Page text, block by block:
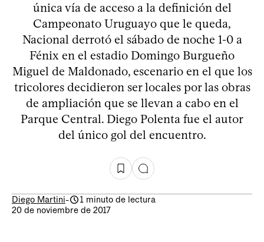
única vía de acceso a la definición del
Campeonato Uruguayo que le queda,
Nacional derrotó el sábado de noche 1-0 a
Fénix en el estadio Domingo Burgueño
Miguel de Maldonado, escenario en el que los
tricolores decidieron ser locales por las obras
de ampliación que se llevan a cabo en el
Parque Central. Diego Polenta fue el autor
del único gol del encuentro.
Diego Martini-
1 minuto de lectura
20 de noviembre de 2017